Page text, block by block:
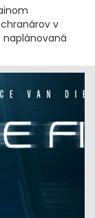
v
naplánovaná